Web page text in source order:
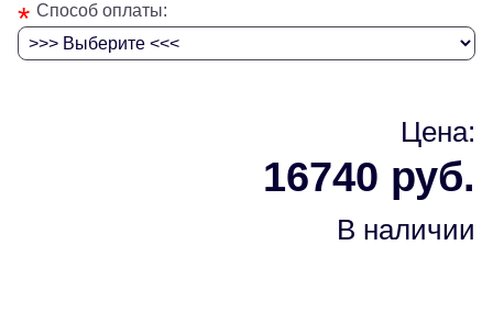
* Способ оплаты:
Цена:
16740 руб.
В наличии